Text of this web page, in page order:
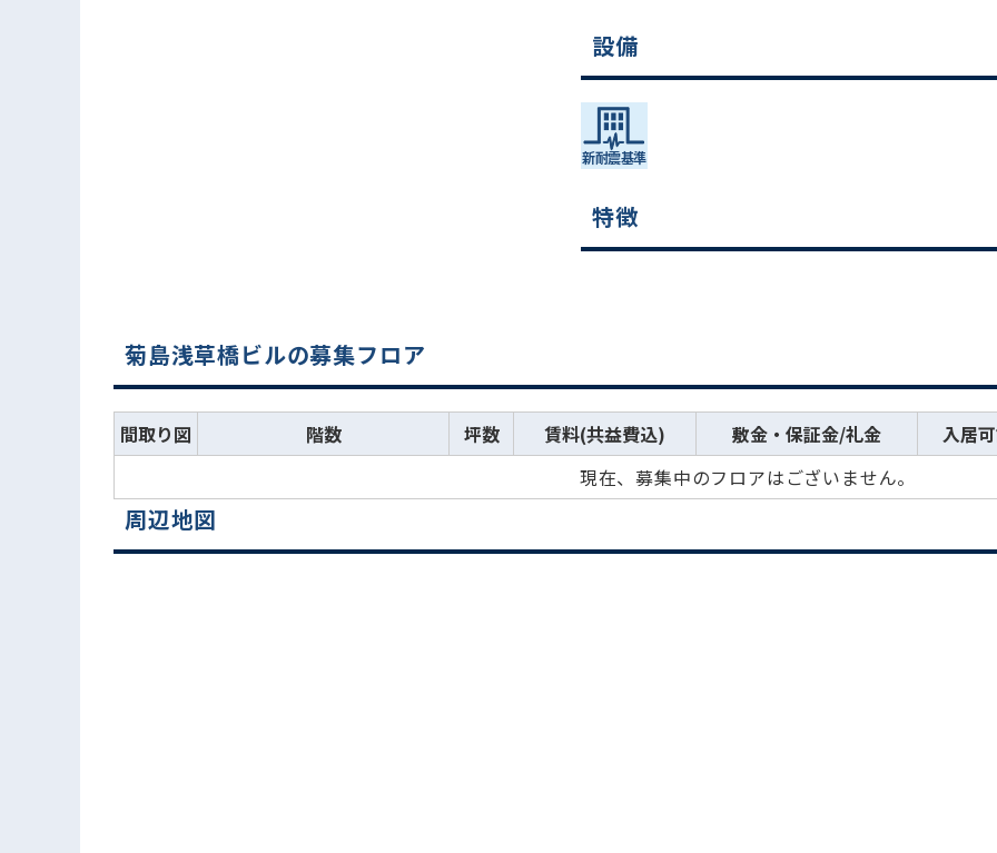
設備
特徴
菊島浅草橋ビルの募集フロア
間取り図 階数 坪数 賃料(共益費込) 敷金・保証金/礼金 入居
現在、募集中のフロアはございません。
周辺地図